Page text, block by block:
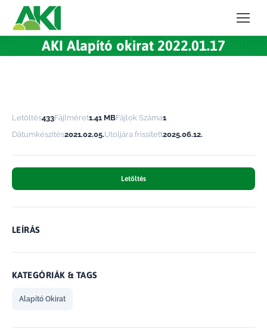
AKI Alapító okirat 2022.01.17
Letöltés433Fájlméret1.41 MBFájlok Száma1
Dátumkészítés2021.02.05.Utoljára frissített2025.06.12.
Letöltés
LEÍRÁS
KATEGÓRIÁK & TAGS
Alapító Okirat